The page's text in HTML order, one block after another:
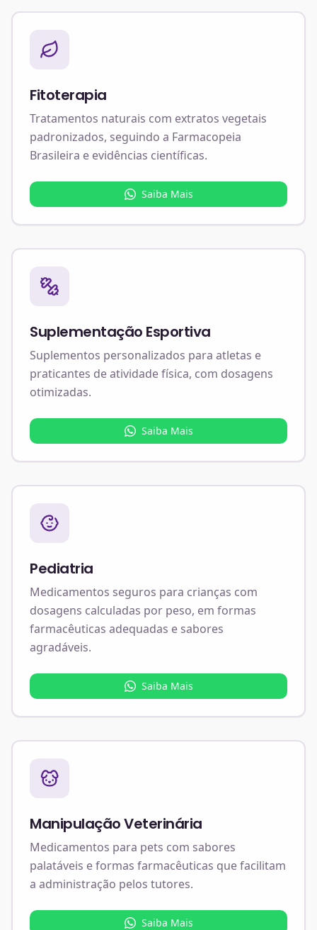
Fitoterapia
Tratamentos naturais com extratos vegetais
padronizados, seguindo a Farmacopeia
Brasileira e evidências científicas.
Saiba Mais
Suplementação Esportiva
Suplementos personalizados para atletas e
praticantes de atividade física, com dosagens
otimizadas.
Saiba Mais
Pediatria
Medicamentos seguros para crianças com
dosagens calculadas por peso, em formas
farmacêuticas adequadas e sabores
agradáveis.
Saiba Mais
Manipulação Veterinária
Medicamentos para pets com sabores
palatáveis e formas farmacêuticas que facilitam
a administração pelos tutores.
Saiba Mais